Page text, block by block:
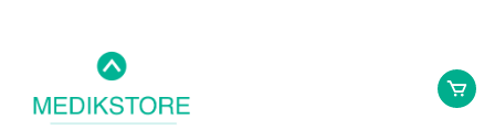
содержимому